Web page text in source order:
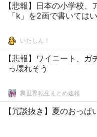
【悲報】日本の小学校
「k」を2画で書いては
いたしん！
【悲報】ワイニート、
っ壊れそう
異世界転生まとめ速報
【冗談抜き】夏のおっぱ